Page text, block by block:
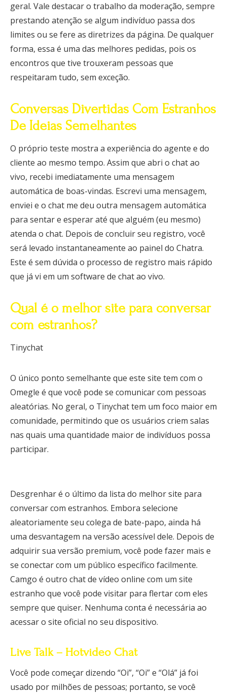
geral. Vale destacar o trabalho da moderação, sempre
prestando atenção se algum indivíduo passa dos
limites ou se fere as diretrizes da página. De qualquer
forma, essa é uma das melhores pedidas, pois os
encontros que tive trouxeram pessoas que
respeitaram tudo, sem exceção.
Conversas Divertidas Com Estranhos
De Ideias Semelhantes
O próprio teste mostra a experiência do agente e do
cliente ao mesmo tempo. Assim que abri o chat ao
vivo, recebi imediatamente uma mensagem
automática de boas-vindas. Escrevi uma mensagem,
enviei e o chat me deu outra mensagem automática
para sentar e esperar até que alguém (eu mesmo)
atenda o chat. Depois de concluir seu registro, você
será levado instantaneamente ao painel do Chatra.
Este é sem dúvida o processo de registro mais rápido
que já vi em um software de chat ao vivo.
Qual é o melhor site para conversar
com estranhos?
Tinychat
O único ponto semelhante que este site tem com o
Omegle é que você pode se comunicar com pessoas
aleatórias. No geral, o Tinychat tem um foco maior em
comunidade, permitindo que os usuários criem salas
nas quais uma quantidade maior de indivíduos possa
participar.
Desgrenhar é o último da lista do melhor site para
conversar com estranhos. Embora selecione
aleatoriamente seu colega de bate-papo, ainda há
uma desvantagem na versão acessível dele. Depois de
adquirir sua versão premium, você pode fazer mais e
se conectar com um público específico facilmente.
Camgo é outro chat de vídeo online com um site
estranho que você pode visitar para flertar com eles
sempre que quiser. Nenhuma conta é necessária ao
acessar o site oficial no seu dispositivo.
Live Talk – Hotvideo Chat
Você pode começar dizendo “Oi”, “Oi” e “Olá” já foi
usado por milhões de pessoas; portanto, se você